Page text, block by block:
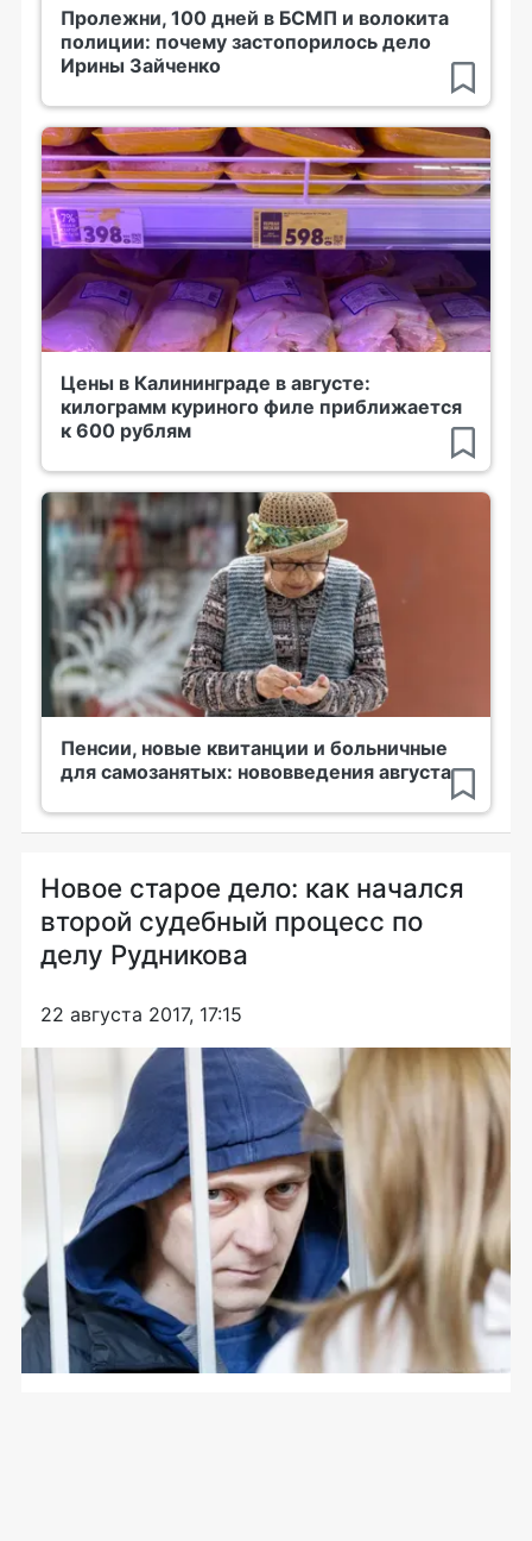
Пролежни, 100 дней в БСМП и волокита
полиции: почему застопорилось дело
Ирины Зайченко
Цены в Калининграде в августе:
килограмм куриного филе приближается
к 600 рублям
Пенсии, новые квитанции и больничные
для самозанятых: нововведения августа
Новое старое дело: как начался
второй судебный процесс по
делу Рудникова
22 августа 2017, 17:15